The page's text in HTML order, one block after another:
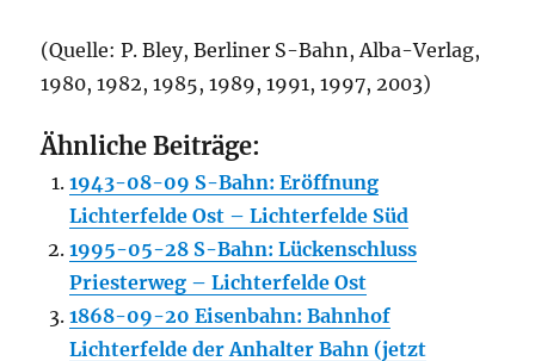
(Quelle: P. Bley, Berliner S-Bahn, Alba-Verlag,
1980, 1982, 1985, 1989, 1991, 1997, 2003)
Ähnliche Beiträge:
1943-08-09 S-Bahn: Eröffnung
Lichterfelde Ost – Lichterfelde Süd
1995-05-28 S-Bahn: Lückenschluss
Priesterweg – Lichterfelde Ost
1868-09-20 Eisenbahn: Bahnhof
Lichterfelde der Anhalter Bahn (jetzt